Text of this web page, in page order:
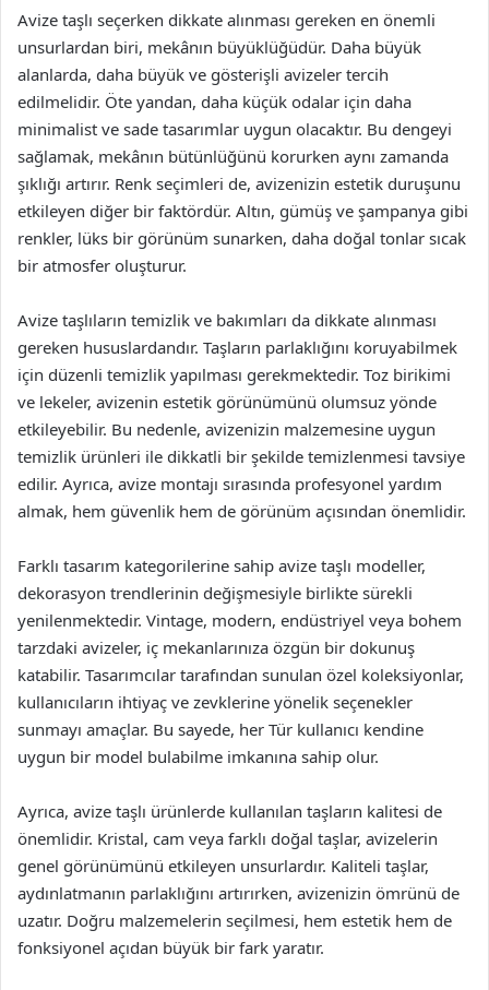
Avize taşlı seçerken dikkate alınması gereken en önemli
unsurlardan biri, mekânın büyüklüğüdür. Daha büyük
alanlarda, daha büyük ve gösterişli avizeler tercih
edilmelidir. Öte yandan, daha küçük odalar için daha
minimalist ve sade tasarımlar uygun olacaktır. Bu dengeyi
sağlamak, mekânın bütünlüğünü korurken aynı zamanda
şıklığı artırır. Renk seçimleri de, avizenizin estetik duruşunu
etkileyen diğer bir faktördür. Altın, gümüş ve şampanya gibi
renkler, lüks bir görünüm sunarken, daha doğal tonlar sıcak
bir atmosfer oluşturur.
Avize taşlıların temizlik ve bakımları da dikkate alınması
gereken hususlardandır. Taşların parlaklığını koruyabilmek
için düzenli temizlik yapılması gerekmektedir. Toz birikimi
ve lekeler, avizenin estetik görünümünü olumsuz yönde
etkileyebilir. Bu nedenle, avizenizin malzemesine uygun
temizlik ürünleri ile dikkatli bir şekilde temizlenmesi tavsiye
edilir. Ayrıca, avize montajı sırasında profesyonel yardım
almak, hem güvenlik hem de görünüm açısından önemlidir.
Farklı tasarım kategorilerine sahip avize taşlı modeller,
dekorasyon trendlerinin değişmesiyle birlikte sürekli
yenilenmektedir. Vintage, modern, endüstriyel veya bohem
tarzdaki avizeler, iç mekanlarınıza özgün bir dokunuş
katabilir. Tasarımcılar tarafından sunulan özel koleksiyonlar,
kullanıcıların ihtiyaç ve zevklerine yönelik seçenekler
sunmayı amaçlar. Bu sayede, her Tür kullanıcı kendine
uygun bir model bulabilme imkanına sahip olur.
Ayrıca, avize taşlı ürünlerde kullanılan taşların kalitesi de
önemlidir. Kristal, cam veya farklı doğal taşlar, avizelerin
genel görünümünü etkileyen unsurlardır. Kaliteli taşlar,
aydınlatmanın parlaklığını artırırken, avizenizin ömrünü de
uzatır. Doğru malzemelerin seçilmesi, hem estetik hem de
fonksiyonel açıdan büyük bir fark yaratır.